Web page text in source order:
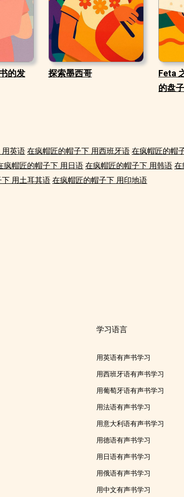
的发
探索墨西哥
Feta
的盘子
用英语 在疯帽匠的帽子下 用西班牙语 在疯帽匠的帽
疯帽匠的帽子下 用日语 在疯帽匠的帽子下 用韩语 在
用土耳其语 在疯帽匠的帽子下 用印地语
学习语言
用英语有声书学习
用西班牙语有声书学习
用葡萄牙语有声书学习
用法语有声书学习
用意大利语有声书学习
用德语有声书学习
用日语有声书学习
用俄语有声书学习
用中文有声书学习